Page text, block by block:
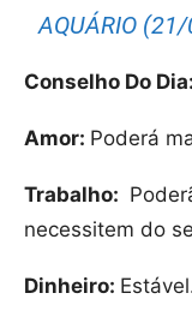
AQUÁRIO
Conselho Do Dia:
Amor: Poderá
Trabalho:
necessitem do
Dinheiro: